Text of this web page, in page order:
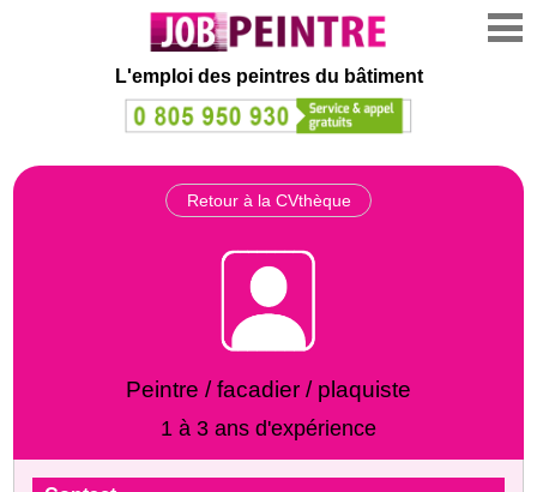
L'emploi des peintres du bâtiment
Retour à la CVthèque
Peintre / facadier / plaquiste
1 à 3 ans d'expérience